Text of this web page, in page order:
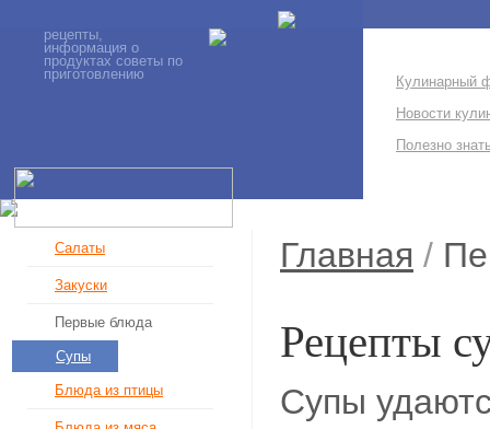
рецепты,
информация о
продуктах советы по
приготовлению
Кулинарный
Новости
Полезно
Салаты
Закуски
Первые блюда
Супы
Блюда из птицы
Главная /
Рецепты
Супы